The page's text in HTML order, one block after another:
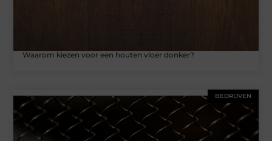
Waarom kiezen voor een houten vloer donker?
BEDRIJVEN